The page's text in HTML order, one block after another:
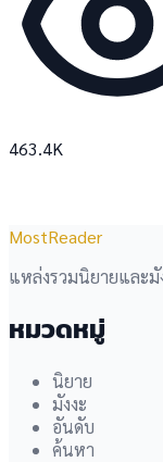
463.4K
MostReader
แหล่งรวมนิยายและมั
หมวดหมู่
นิยาย
มังงะ
อันดับ
ค้นหา